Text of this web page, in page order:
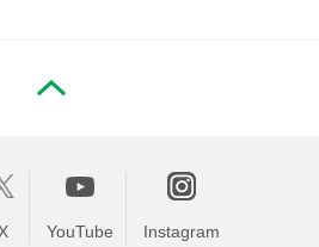
X YouTube Instagram